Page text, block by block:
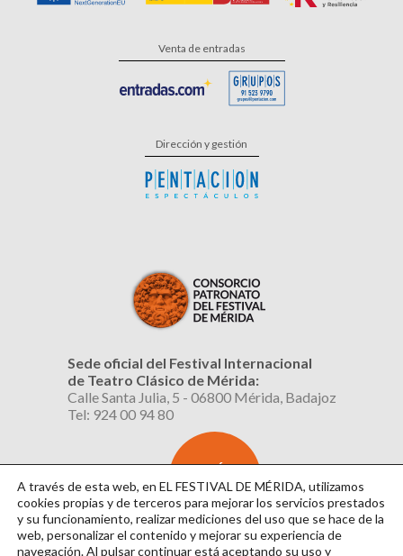
Venta de entradas
Dirección y gestión
Sede oficial del Festival Internacional
de Teatro Clásico de Mérida:
Calle Santa Julia, 5 - 06800 Mérida, Badajoz
Tel: 924 00 94 80
SUSCRÍBETE
AL BOLETÍN
A través de esta web, en EL FESTIVAL DE MÉRIDA, utilizamos
cookies propias y de terceros para mejorar los servicios prestados
y su funcionamiento, realizar mediciones del uso que se hace de la
web, personalizar el contenido y mejorar su experiencia de
navegación. Al pulsar continuarestá aceptando su uso y